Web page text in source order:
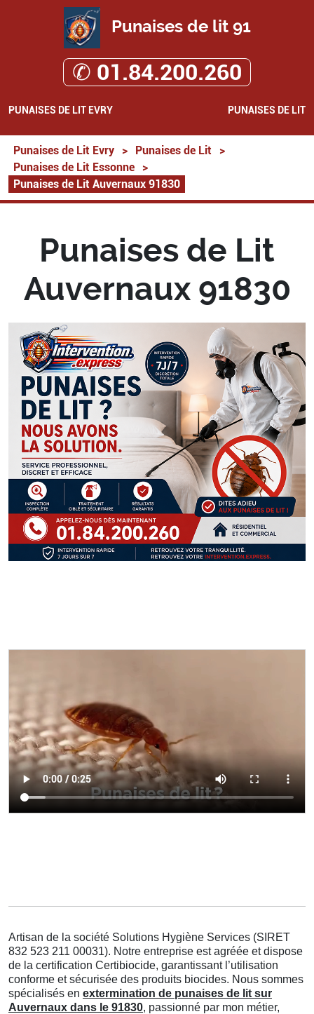
Punaises de lit 91
✆ 01.84.200.260
PUNAISES DE LIT EVRY PUNAISES DE LIT
Punaises de Lit Evry > Punaises de Lit
>
Punaises de Lit Essonne
>
Punaises de Lit Auvernaux 91830
Punaises de Lit
Auvernaux 91830
Artisan de la société Solutions Hygiène Services (SIRET
832 523 211 00031). Notre entreprise est agréée et dispose
de la certification Certibiocide, garantissant l’utilisation
conforme et sécurisée des produits biocides. Nous sommes
spécialisés en extermination de punaises de lit sur
Auvernaux dans le 91830, passionné par mon métier,